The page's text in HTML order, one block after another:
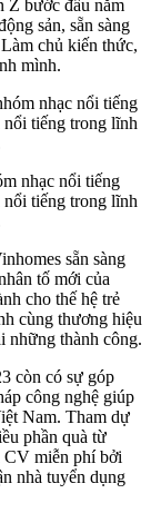
Z bước đầu nắm
sản, sẵn sàng
chủ kiến thức,
mình.
nhạc nổi tiếng
nổi tiếng trong lĩnh
sẵn sàng
tố mới của
cho thế hệ trẻ
cùng thương hiệu
những thành công.
còn có sự góp
công nghệ giúp
Nam. Tham dự
phần quà từ
CV miễn phí bởi
nhà tuyển dụng